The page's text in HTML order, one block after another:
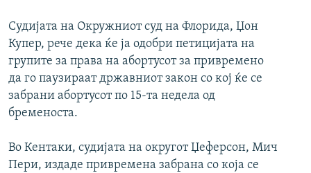
Судијата на Окружниот суд на Флорида, Џон
Купер, рече дека ќе ја одобри петицијата на
групите за права на абортусот за привремено
да го паузираат државниот закон со кој ќе се
забрани абортусот по 15-та недела од
бременоста.
Во Кентаки, судијата на округот Џеферсон, Мич
Пери, издаде привремена забрана со која се